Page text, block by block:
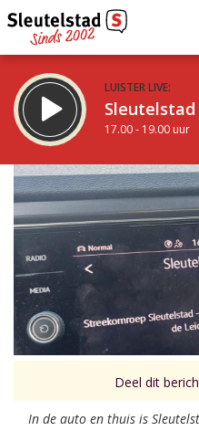
LUISTER LIVE:
Sleutelstad
17.00 - 19.00 uur
STRAKS:
De avond van
19.00 - 0.00 uur
Vorig uur
uur
Deel dit
In de auto en thuis is